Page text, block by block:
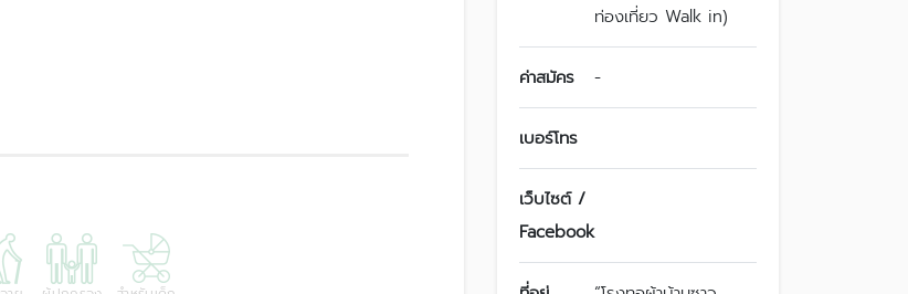
ท่องเที่ยว Walk in)
ค่าสมัคร -
เบอร์โทร
เว็บไซต์ /
Facebook